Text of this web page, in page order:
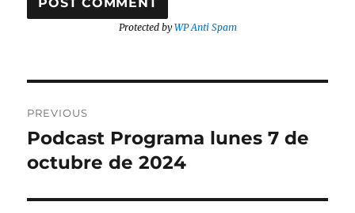
Protected byWP Anti Spam
navigation
PREVIOUS
Previous
post:
Podcast Programa lunes 7 de
octubre de 2024